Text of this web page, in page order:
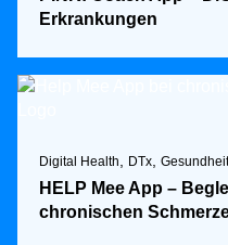
Erkrankungen
Digital Health DTx
HELP Mee App –
chronischen